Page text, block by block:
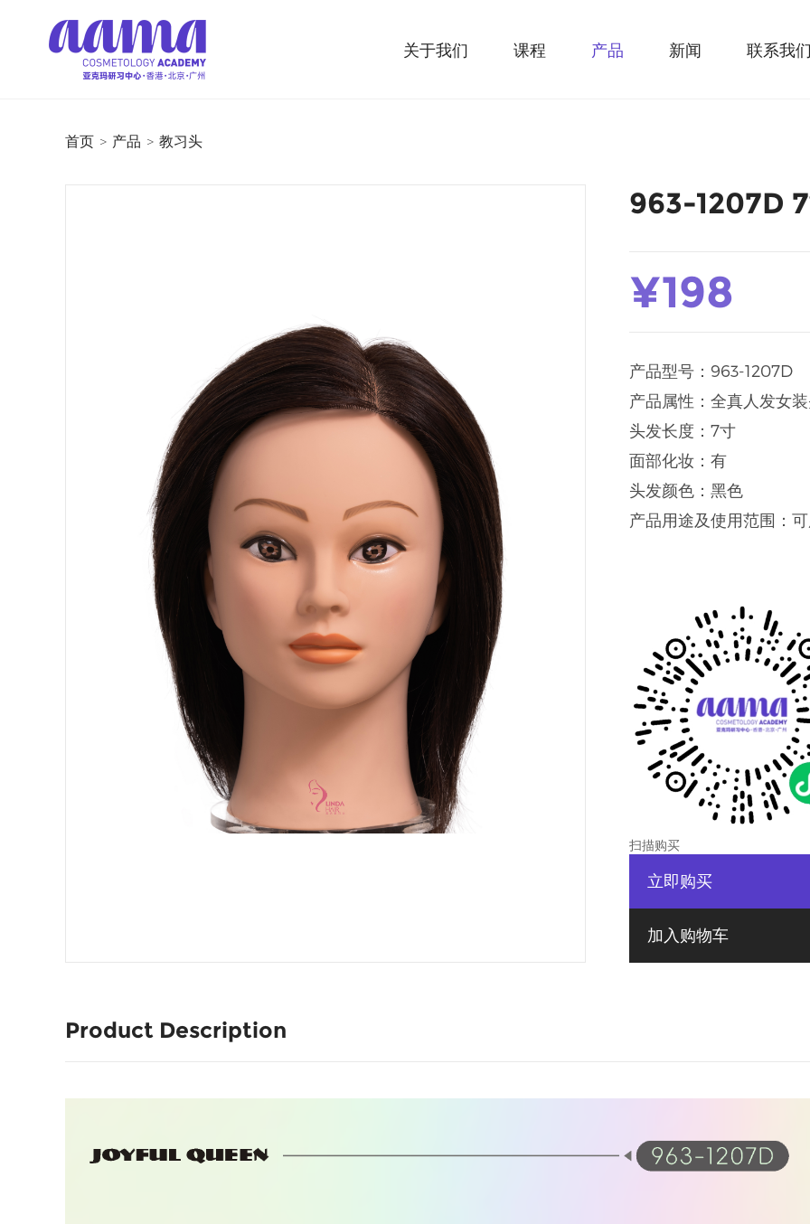
关于我们 课程 产品 新闻 联系我
首页 > 产品 > 教习头
963-1207D
¥198
产品型号：963-1207D
产品属性：全真人发女
头发长度：7寸
面部化妆：有
头发颜色：黑色
产品用途及使用范围：
扫描购买
立即购买
加入购物车
Product Description